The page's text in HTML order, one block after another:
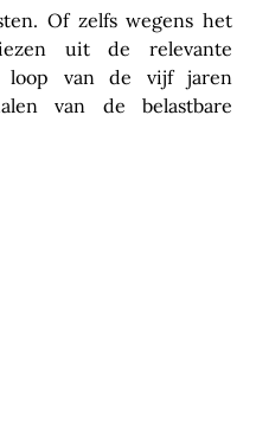
Of zelfs wegens het
uit de relevante
loop van de vijf jaren
van de belastbare